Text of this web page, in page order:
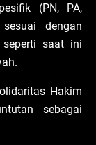
(PN, PA,
dengan
seperti saat ini
Hakim
sebagai